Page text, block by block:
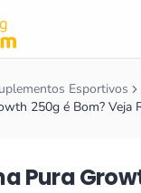
Esportivos
250g é Bom? Veja
Pura